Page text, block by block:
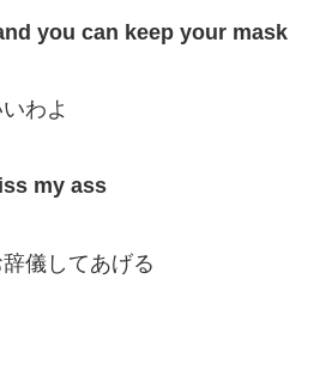
you can keep your mask
わよ
my ass
儀してあげる